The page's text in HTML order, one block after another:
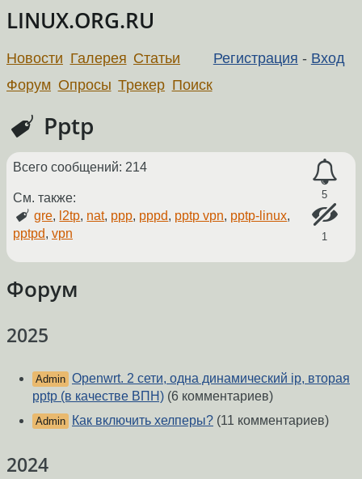
LINUX.ORG.RU
Регистрация - Вход
Новости Галерея Статьи
Форум Опросы Трекер Поиск
Pptp
5
1
Всего сообщений: 214
См. также:
gre, l2tp, nat, ppp, pppd, pptp vpn, pptp-linux,
pptpd, vpn
Форум
2025
Admin Openwrt. 2 сети, одна динамический ip, вторая
pptp (в качестве ВПН) (6 комментариев)
Admin Как включить хелперы? (11 комментариев)
2024